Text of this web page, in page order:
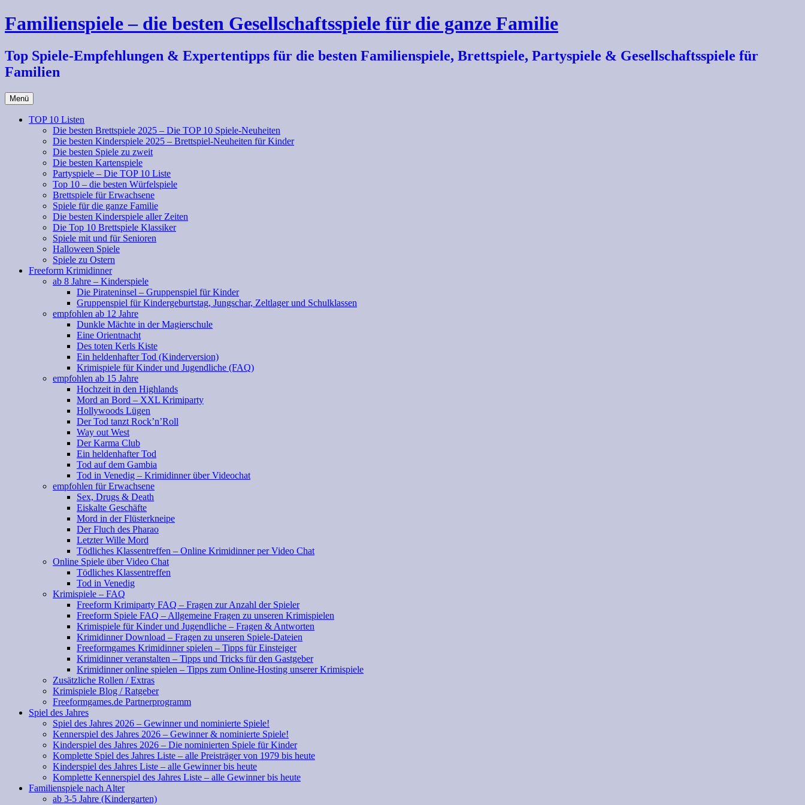
Zum
Inhalt
Familienspiele – die besten Gesellschaftsspiele für die ganze Familie
Top Spiele-Empfehlungen & Expertentipps für die besten Familienspiele, Brettspiele, Partyspiele & Gesellschaftsspiele für
Familien
Menü
TOP 10 Listen
Die besten Brettspiele 2025 – Die TOP 10 Spiele-Neuheiten
Die besten Kinderspiele 2025 – Brettspiel-Neuheiten für Kinder
Die besten Spiele zu zweit
Die besten Kartenspiele
Partyspiele – Die TOP 10 Liste
Top 10 – die besten Würfelspiele
Brettspiele für Erwachsene
Spiele für die ganze Familie
Die besten Kinderspiele aller Zeiten
Die Top 10 Brettspiele Klassiker
Spiele mit und für Senioren
Halloween Spiele
Spiele zu Ostern
Freeform Krimidinner
ab 8 Jahre – Kinderspiele
Die Pirateninsel – Gruppenspiel für Kinder
Gruppenspiel für Kindergeburtstag, Jungschar, Zeltlager und Schulklassen
empfohlen ab 12 Jahre
Dunkle Mächte in der Magierschule
Eine Orientnacht
Des toten Kerls Kiste
Ein heldenhafter Tod (Kinderversion)
Krimispiele für Kinder und Jugendliche (FAQ)
empfohlen ab 15 Jahre
Hochzeit in den Highlands
Mord an Bord – XXL Krimiparty
Hollywoods Lügen
Der Tod tanzt Rock’n’Roll
Way out West
Der Karma Club
Ein heldenhafter Tod
Tod auf dem Gambia
Tod in Venedig – Krimidinner über Videochat
empfohlen für Erwachsene
Sex, Drugs & Death
Eiskalte Geschäfte
Mord in der Flüsterkneipe
Der Fluch des Pharao
Letzter Wille Mord
Tödliches Klassentreffen – Online Krimidinner per Video Chat
Online Spiele über Video Chat
Tödliches Klassentreffen
Tod in Venedig
Krimispiele – FAQ
Freeform Krimiparty FAQ – Fragen zur Anzahl der Spieler
Freeform Spiele FAQ – Allgemeine Fragen zu unseren Krimispielen
Krimispiele für Kinder und Jugendliche – Fragen & Antworten
Krimidinner Download – Fragen zu unseren Spiele-Dateien
Freeformgames Krimidinner spielen – Tipps für Einsteiger
Krimidinner veranstalten – Tipps und Tricks für den Gastgeber
Krimidinner online spielen – Tipps zum Online-Hosting unserer Krimispiele
Zusätzliche Rollen / Extras
Krimispiele Blog / Ratgeber
Freeformgames.de Partnerprogramm
Spiel des Jahres
Spiel des Jahres 2026 – Gewinner und nominierte Spiele!
Kennerspiel des Jahres 2026 – Gewinner & nominierte Spiele!
Kinderspiel des Jahres 2026 – Die nominierten Spiele für Kinder
Komplette Spiel des Jahres Liste – alle Preisträger von 1979 bis heute
Kinderspiel des Jahres Liste – alle Gewinner bis heute
Komplette Kennerspiel des Jahres Liste – alle Gewinner bis heute
Familienspiele nach Alter
ab 3-5 Jahre (Kindergarten)